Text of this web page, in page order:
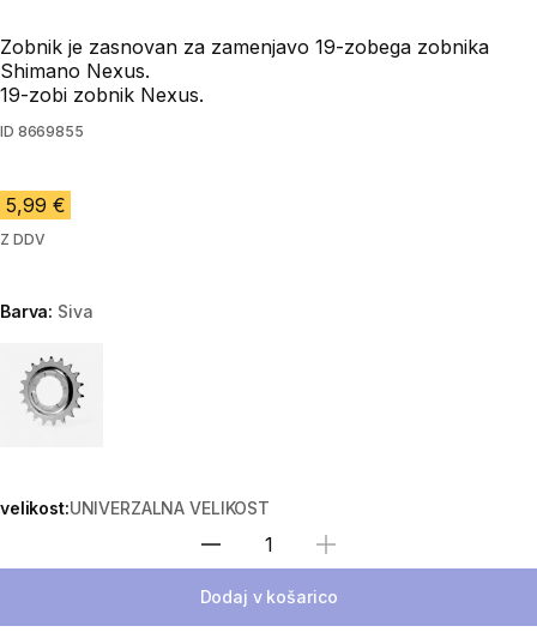
Zobnik je zasnovan za zamenjavo 19-zobega zobnika
Shimano Nexus.
19-zobi zobnik Nexus.
ID 8669855
5,99 €
Z DDV
Barva: Siva
Choose a variant
velikost:UNIVERZALNA VELIKOST
Izberite količino
Dodaj v košarico